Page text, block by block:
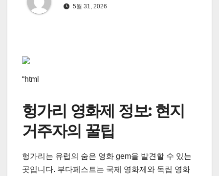
5월 31, 2026
“html
헝가리 영화제 정보: 현지
거주자의 꿀팁
헝가리는 유럽의 숨은 영화 gem을 발견할 수 있는
곳입니다. 부다페스트는 국제 영화제와 독립 영화